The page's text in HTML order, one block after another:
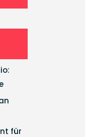
für